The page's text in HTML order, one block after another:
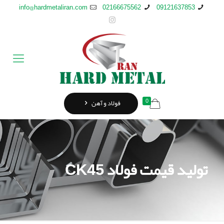
09121637853
02166675562
info@hardmetaliran.com
0 فولاد و آهن
تولید قیمت فولاد CK45